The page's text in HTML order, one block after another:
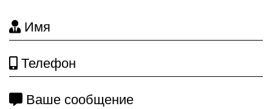
Имя
Телефон
Ваше сообщение